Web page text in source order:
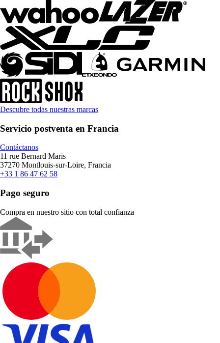
Descubre todas nuestras marcas
Servicio postventa en Francia
Contáctanos
11 rue Bernard Maris
37270 Montlouis-sur-Loire, Francia
+33 1 86 47 62 58
Pago seguro
Compra en nuestro sitio con total confianza